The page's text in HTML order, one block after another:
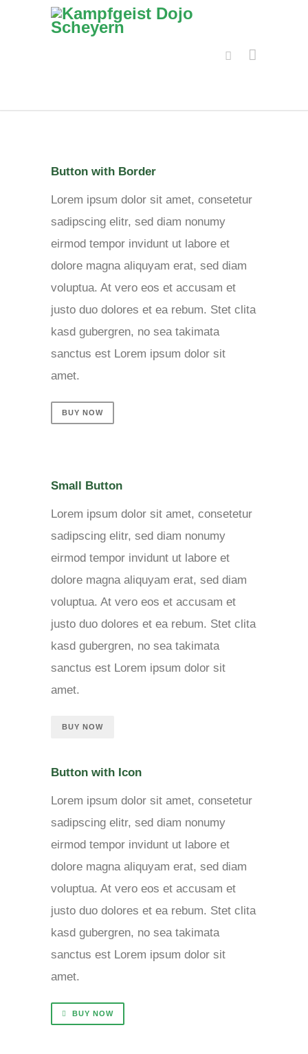
Button with Border
Lorem ipsum dolor sit amet, consetetur
sadipscing elitr, sed diam nonumy
eirmod tempor invidunt ut labore et
dolore magna aliquyam erat, sed diam
voluptua. At vero eos et accusam et
justo duo dolores et ea rebum. Stet clita
kasd gubergren, no sea takimata
sanctus est Lorem ipsum dolor sit
amet.
BUY NOW
Small Button
Lorem ipsum dolor sit amet, consetetur
sadipscing elitr, sed diam nonumy
eirmod tempor invidunt ut labore et
dolore magna aliquyam erat, sed diam
voluptua. At vero eos et accusam et
justo duo dolores et ea rebum. Stet clita
kasd gubergren, no sea takimata
sanctus est Lorem ipsum dolor sit
amet.
BUY NOW
Button with Icon
Lorem ipsum dolor sit amet, consetetur
sadipscing elitr, sed diam nonumy
eirmod tempor invidunt ut labore et
dolore magna aliquyam erat, sed diam
voluptua. At vero eos et accusam et
justo duo dolores et ea rebum. Stet clita
kasd gubergren, no sea takimata
sanctus est Lorem ipsum dolor sit
amet.
BUY NOW